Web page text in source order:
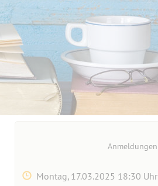
Anmeldungen
Montag, 17.03.2025 18:30 Uhr